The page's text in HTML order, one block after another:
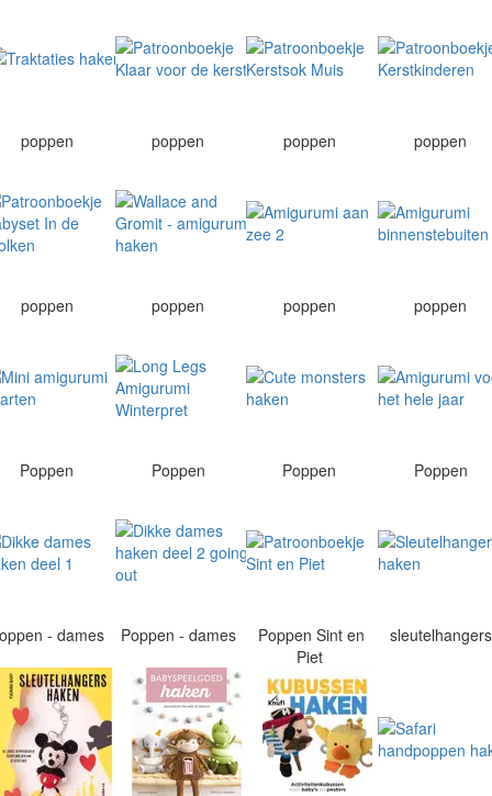
poppen poppen poppen poppen
poppen poppen poppen poppen
Poppen Poppen Poppen Poppen
- dames Poppen - dames
Poppen Sint en
Piet